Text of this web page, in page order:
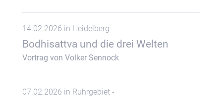
14.02.2026 in Heidelberg -
Bodhisattva und die drei Welten
Vortrag von Volker Sennock
07.02.2026 in Ruhrgebiet -